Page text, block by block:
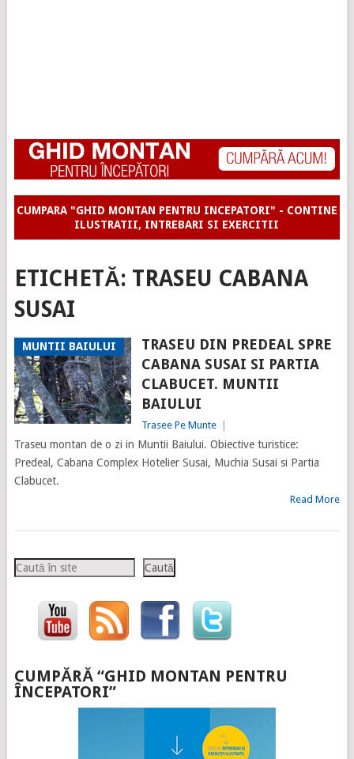
CUMPARA "GHID MONTAN PENTRU INCEPATORI" - CONTINE
ILUSTRATII, INTREBARI SI EXERCITII
ETICHETĂ: TRASEU CABANA
SUSAI
MUNTII BAIULUI
TRASEU DIN PREDEAL SPRE
CABANA SUSAI SI PARTIA
CLABUCET. MUNTII
BAIULUI
Trasee Pe Munte
Traseu montan de o zi in Muntii Baiului. Obiective turistice:
Predeal, Cabana Complex Hotelier Susai, Muchia Susai si Partia
Clabucet.
Read More
Caută Caută
CUMPĂRĂ “GHID MONTAN PENTRU
ÎNCEPATORI”